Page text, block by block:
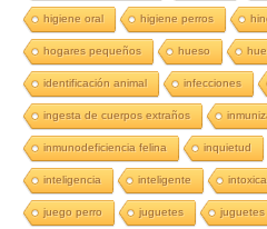
higiene oral higiene perros
hogares pequeños hueso
identificación animal infecciones
ingesta de cuerpos extraños
inmunodeficiencia felina inquietud
inteligencia inteligente
juego perro juguetes juguetes